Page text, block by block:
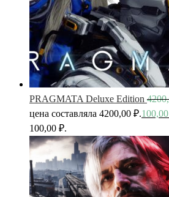
PRAGMATA Deluxe Edition
цена составляла 4200,00 ₽.100,00
100,00 ₽.